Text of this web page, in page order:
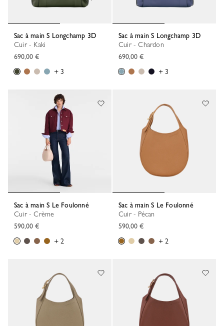
Sac à main S Longchamp 3D
Cuir - Kaki
690,00 €
+ 3
Sac à main S Longchamp 3D
Cuir - Chardon
690,00 €
+ 3
Sac à main S Le Foulonné
Cuir - Crème
590,00 €
+ 2
Sac à main S Le Foulonné
Cuir - Pécan
590,00 €
+ 2